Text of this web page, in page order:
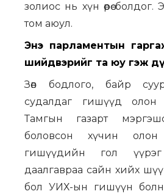
золиос нь хүн өөрөө
том аюул.
Энэ парламентын
шийдвэрийг та юу гэж
Зөв бодлого, байр
судалдаг гишүүд
Тамгын газарт
боловсон хүчин
гишүүдийн гол
даалгавраа сайн хийх
бол УИХ-ын гишүүн